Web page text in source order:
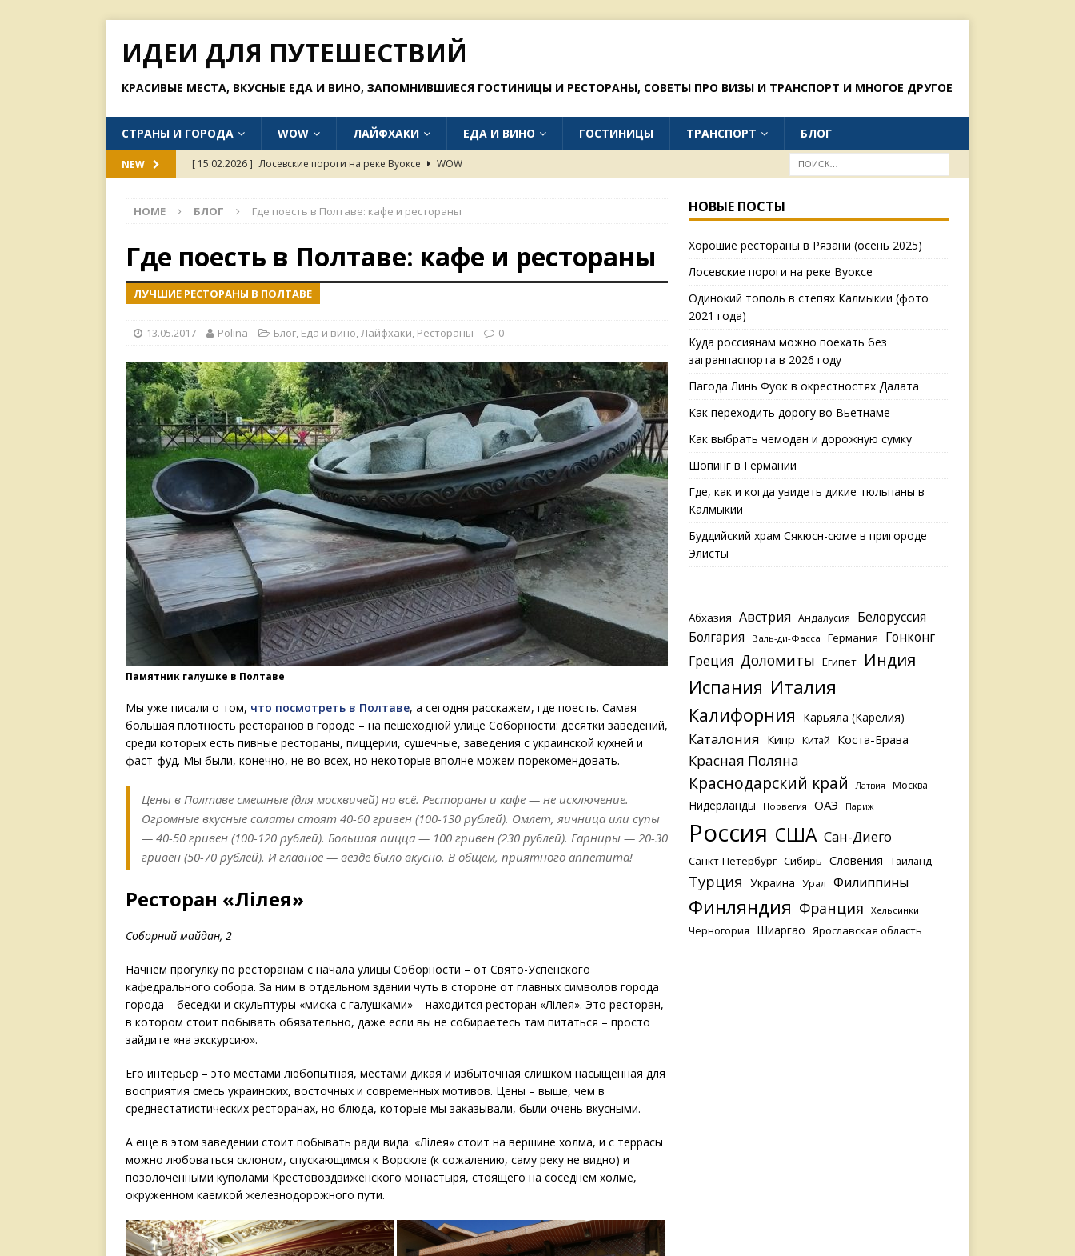
ИДЕИ ДЛЯ ПУТЕШЕСТВИЙ
КРАСИВЫЕ МЕСТА, ВКУСНЫЕ ЕДА И ВИНО, ЗАПОМНИВШИЕСЯ ГОСТИНИЦЫ И РЕСТОРАНЫ, СОВЕТЫ ПРО ВИЗЫ И ТРАНСПОРТ И МНОГОЕ ДРУГОЕ
СТРАНЫ И ГОРОДА WOW ЛАЙФХАКИ ЕДА И ВИНО ГОСТИНИЦЫ ТРАНСПОРТ БЛОГ
NEW [ 15.02.2026 ] Лосевские пороги на реке Вуоксе WOW
[ 31.01.2026 ] Одинокий тополь в степях Калмыкии (фото 2021 года)
[ 15.02.2026 ]
Хорошие рестораны в Рязани (осень 2025) ЕДА И ВИНО
HOME БЛОГ Где поесть в Полтаве: кафе и рестораны
Где поесть в Полтаве: кафе и рестораны
ЛУЧШИЕ РЕСТОРАНЫ В ПОЛТАВЕ
13.05.2017 Polina Блог, Еда и вино,Лайфхаки, Рестораны 0
Памятник галушке в Полтаве
Мы уже писали о том, что посмотреть в Полтаве, а сегодня расскажем, где поесть. Самая
большая плотность ресторанов в городе – на пешеходной улице Соборности: десятки заведений,
среди которых есть пивные рестораны, пиццерии, сушечные, заведения с украинской кухней и
фаст-фуд. Мы были, конечно, не во всех, но некоторые вполне можем порекомендовать.
Цены в Полтаве смешные (для москвичей) на всё. Рестораны и кафе — не исключение.
Огромные вкусные салаты стоят 40-60 гривен (100-130 рублей). Омлет, яичница или супы
— 40-50 гривен (100-120 рублей). Большая пицца — 100 гривен (230 рублей). Гарниры — 20-30
гривен (50-70 рублей). И главное — везде было вкусно. В общем, приятного аппетита!
Ресторан «Лілея»
Соборний майдан, 2
Начнем прогулку по ресторанам с начала улицы Соборности – от Свято-Успенского
кафедрального собора. За ним в отдельном здании чуть в стороне от главных символов города
города – беседки и скульптуры «миска с галушками» – находится ресторан «Лілея». Это ресторан,
в котором стоит побывать обязательно, даже если вы не собираетесь там питаться – просто
зайдите «на экскурсию».
Его интерьер – это местами любопытная, местами дикая и избыточная слишком насыщенная для
восприятия смесь украинских, восточных и современных мотивов. Цены – выше, чем в
среднестатистических ресторанах, но блюда, которые мы заказывали, были очень вкусными.
А еще в этом заведении стоит побывать ради вида: «Лілея» стоит на вершине холма, и с террасы
можно любоваться склоном, спускающимся к Ворскле (к сожалению, саму реку не видно) и
позолоченными куполами Крестовоздвиженского монастыря, стоящего на соседнем холме,
окруженном каемкой железнодорожного пути.
НОВЫЕ ПОСТЫ
Хорошие рестораны в Рязани (осень 2025)
Лосевские пороги на реке Вуоксе
Одинокий тополь в степях Калмыкии (фото
2021 года)
Куда россиянам можно поехать без
загранпаспорта в 2026 году
Пагода Линь Фуок в окрестностях Далата
Как переходить дорогу во Вьетнаме
Как выбрать чемодан и дорожную сумку
Шопинг в Германии
Где, как и когда увидеть дикие тюльпаны в
Калмыкии
Буддийский храм Сякюсн-сюме в пригороде
Элисты
Абхазия Австрия Андалусия
Белоруссия
Болгария
Валь-ди-Фасса Германия
Гонконг
Греция Доломиты Египет Индия
Испания Италия
Калифорния Карьяла (Карелия)
Каталония Кипр Китай Коста-Брава
Красная Поляна
Краснодарский край Латвия Москва
Нидерланды Норвегия ОАЭ Париж
Россия США Сан-Диего
Санкт-Петербург Сибирь Словения Таиланд
Турция Украина Урал Филиппины
Финляндия Франция Хельсинки
Черногория Шиаргао Ярославская область